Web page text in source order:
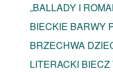
„BALLADY I
BIECKIE BARWY
BRZECHWA
LITERACKI BIECZ